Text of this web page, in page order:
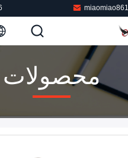
محصولات